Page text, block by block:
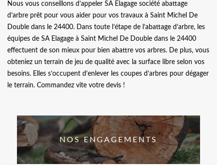
Nous vous conseillons d’appeler SA Elagage société abattage
d’arbre prêt pour vous aider pour vos travaux à Saint Michel De
Double dans le 24400. Dans toute l’étape de l’abattage d’arbre, les
équipes de SA Elagage à Saint Michel De Double dans le 24400
effectuent de son mieux pour bien abattre vos arbres. De plus, vous
obteniez un terrain de jeu de qualité avec la surface libre selon vos
besoins. Elles s’occupent d’enlever les coupes d’arbres pour dégager
le terrain. Commandez vite votre devis !
NOS ENGAGEMENTS